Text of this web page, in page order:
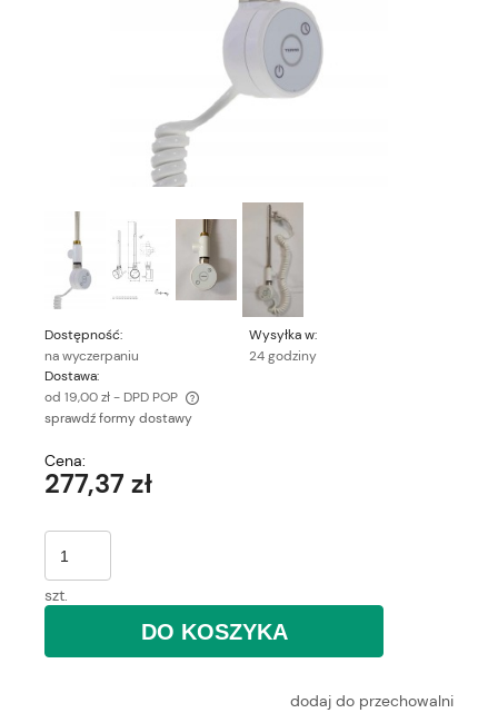
Dostępność:
na wyczerpaniu
Wysyłka w:
24 godziny
Dostawa:
od 19,00 zł- DPD POP
Cena nie zawiera ewentualnych kosztów płatności
sprawdź formy dostawy
Cena:
277,37 zł
szt.
DO KOSZYKA
dodaj do przechowalni